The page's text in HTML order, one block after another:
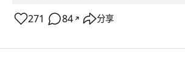
271 84 ↗ 分享